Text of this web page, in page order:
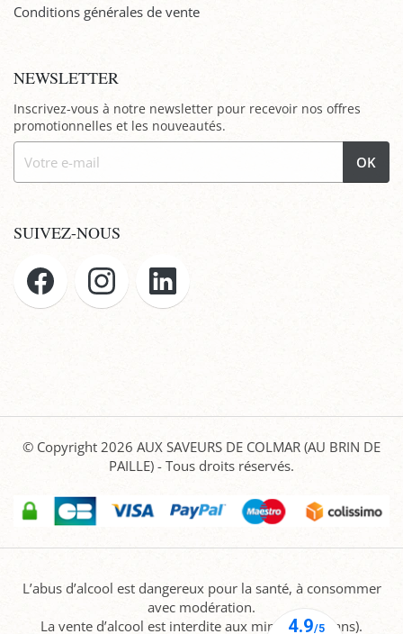
Conditions générales de vente
NEWSLETTER
Inscrivez-vous à notre newsletter pour recevoir nos offres
promotionnelles et les nouveautés.
OK
SUIVEZ-NOUS
© Copyright 2026 AUX SAVEURS DE COLMAR (AU BRIN DE
PAILLE) - Tous droits réservés.
L’abus d’alcool est dangereux pour la santé, à consommer
avec modération.
La vente d’alcool est interdite aux mineurs (-18 ans).